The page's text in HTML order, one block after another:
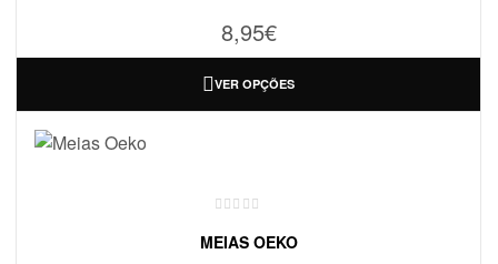
8,95€
VER OPÇÕES
MEIAS OEKO